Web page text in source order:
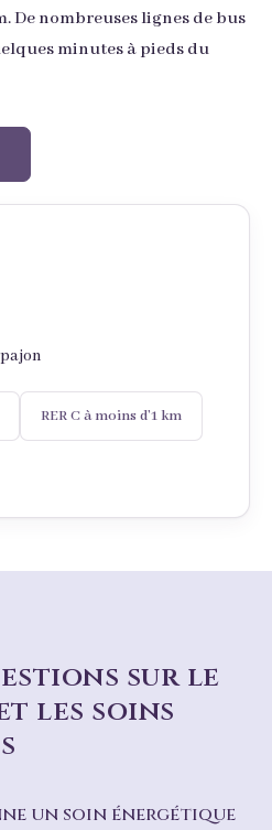
De nombreuses lignes de bus
minutes à pieds du
RER C à moins d’1 km
sur le
les soins
un soin énergétique